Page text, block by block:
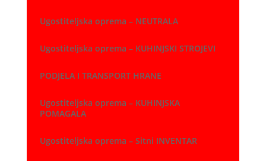
Ugostiteljska oprema – NEUTRALA
Ugostiteljska oprema – KUHINJSKI STROJEVI
PODJELA I TRANSPORT HRANE
Ugostiteljska oprema – KUHINJSKA
POMAGALA
Ugostiteljska oprema – Sitni INVENTAR